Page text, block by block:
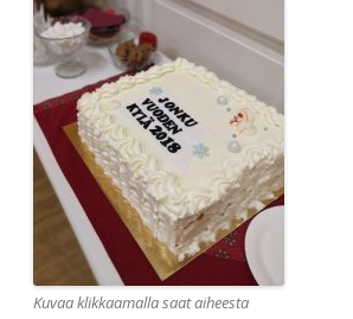
Kuvaa klikkaamalla saat aiheesta